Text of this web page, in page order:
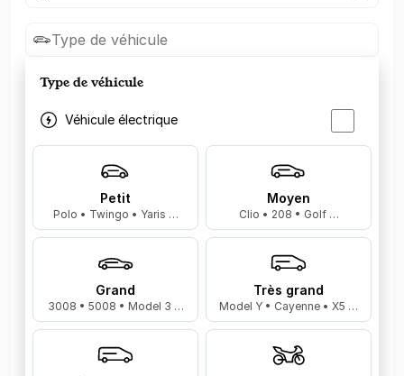
Type de véhicule
Type de véhicule
Véhicule électrique
Petit
Polo • Twingo • Yaris …
Moyen
Clio • 208 • Golf …
Grand
3008 • 5008 • Model 3 …
Très grand
Model Y • Cayenne • X5 …